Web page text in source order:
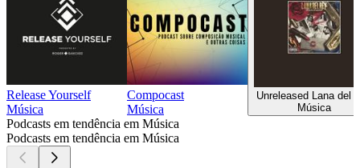
Release Yourself
Música
Compocast
Música
Unreleased Lana del
Música
Podcasts em tendência em Música
Podcasts em tendência em Música